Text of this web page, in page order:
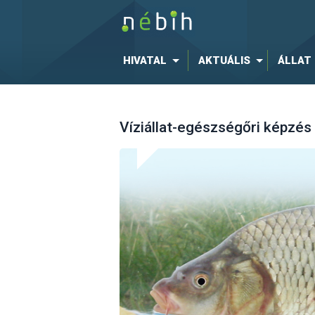
HIVATAL AKTUÁLIS ÁLLAT
Víziállat-egészségőri képzés